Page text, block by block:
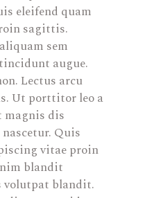
eleifend quam
sagittis.
sem
augue.
Lectus arcu
Ut porttitor leo a
magnis dis
Quis
vitae proin
blandit
volutpat blandit.